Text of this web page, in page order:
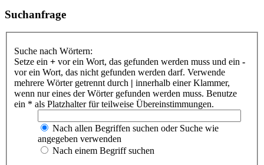
Suchanfrage
Suche nach Wörtern:
Setze ein + vor ein Wort, das gefunden werden muss und ein -
vor ein Wort, das nicht gefunden werden darf. Verwende
mehrere Wörter getrennt durch | innerhalb einer Klammer,
wenn nur eines der Wörter gefunden werden muss. Benutze
ein * als Platzhalter für teilweise Übereinstimmungen.
Nach allen Begriffen suchen oder Suche wie
angegeben verwenden
Nach einem Begriff suchen